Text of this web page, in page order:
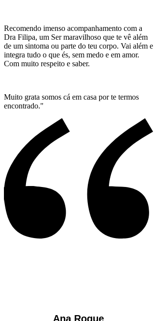
Recomendo imenso acompanhamento com a
Dra Filipa, um Ser maravilhoso que te vê além
de um sintoma ou parte do teu corpo. Vai além e
integra tudo o que és, sem medo e em amor.
Com muito respeito e saber.
Muito grata somos cá em casa por te termos
encontrado."
Ana Roque